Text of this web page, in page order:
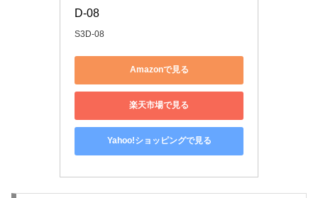
D-08
S3D-08
Amazonで見る
楽天市場で見る
Yahoo!ショッピングで見る